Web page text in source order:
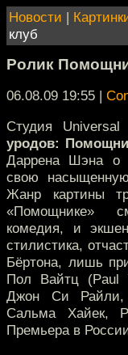
Новости |
клуб
Ролик
06.08.09 19:55 |
Студия
уродов:
Даррена Шэна о
свою
Жанр картины
«Помощнике»
комедия, и
стилистика,
Бёртона, лишь
Пол Вайтц (Paul
Джон Си Райли,
Сальма Хайек,
Премьера в